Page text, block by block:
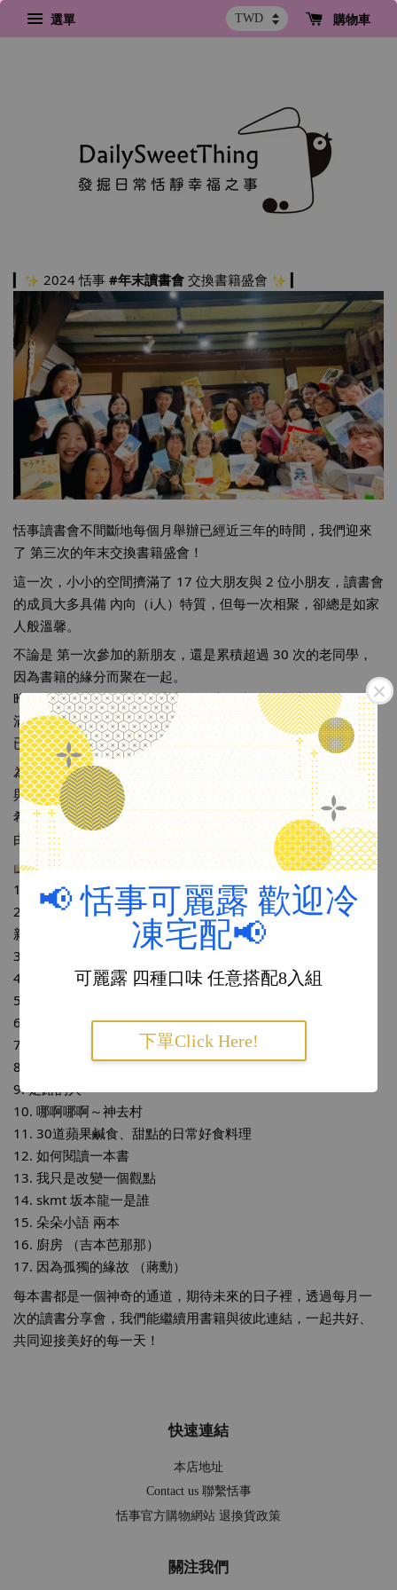
📢 恬事可麗露 歡迎冷
凍宅配📢
可麗露 四種口味 任意搭配8入組
下單Click Here!
選單 購物車
2024 恬事 #年末讀書會 交換書籍盛會
恬事讀書會不間斷地每個月舉辦已經近三年的時間，我們迎來
了 第三次的年末交換書籍盛會！
這一次，小小的空間擠滿了 17 位大朋友與 2 位小朋友，讀書會
的成員大多具備 內向（i人）特質，但每一次相聚，卻總是如家
人般溫馨。
不論是 第一次參加的新朋友，還是累積超過 30 次的老同學，
因為書籍的緣分而聚在一起。
昨晚大家圍坐在一起，分享美食、交換書籍、交流近況，溫暖
滿溢，互相感謝，還可以玩財富自由桌遊，氣氛輕鬆、歡樂不
已。
為了感謝今年讀書會的參與者，這次準備了 《＃成為自由人》
與 《＃給未來的讀者》這兩本書作為聖誕禮物給每個與會者，
希望每位成員都能透過閱讀、透過書籍，通往自由。而成為自
由人，就是成為自己。
本次交換禮物的書單如下：
1. 松浦彌太郎的100個基本
2. 100個領導基本×100個工作實踐 松浦彌太郎x野尻哲也 ，創
新者的人生指南書
3. 解答之書
4. 好好放鬆
5. 你好，我是接體員
6. 平凡就好，然後慢慢變好
7. 鹿港幽魂
8. 貓咪麵包店
9. 走路的人
10. 哪啊哪啊～神去村
11. 30道蘋果鹹食、甜點的日常好食料理
12. 如何閱讀一本書
13. 我只是改變一個觀點
14. skmt 坂本龍一是誰
15. 朵朵小語 兩本
16. 廚房 （吉本芭那那）
17. 因為孤獨的緣故 （蔣勳）
每本書都是一個神奇的通道，期待未來的日子裡，透過每月一
次的讀書分享會，我們能繼續用書籍與彼此連結，一起共好、
共同迎接美好的每一天！
快速連結
本店地址
Contact us 聯繫恬事
恬事官方購物網站 退換貨政策
關注我們